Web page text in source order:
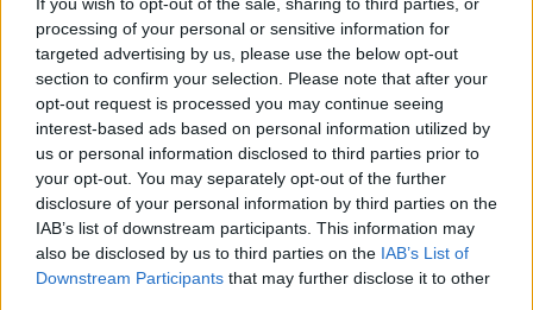
processing of your personal or sensitive information for
targeted advertising by us, please use the below opt-out
section to confirm your selection. Please note that after your
opt-out request is processed you may continue seeing
interest-based ads based on personal information utilized by
us or personal information disclosed to third parties prior to
your opt-out. You may separately opt-out of the further
disclosure of your personal information by third parties on the
IAB’s list of downstream participants. This information may
also be disclosed by us to third parties on the IAB’s List of
Downstream Participants that may further disclose it to other
ACQUARIO
Aprile sará un mese che ti dará gratificazione in amore, Venere dal
5 aprile sará il tuo alleato quasi fino a fine mese. Per chi ha giá un
partner, convive o ha una famiglia, ci dovrebbe essere qualche
spesa in piú dovuto alla casa, all’abitazione. Se sei single, avrai
l’occasione per fare nuove conoscenze, ma c’e anche una buona
probabilitá che torni qualcuno dal passato, poco dopo metá mese e
questo calpesterá ogni tuo progetto futuro che avrai costruito. Per
la Luna Piena del 24 aprile ci sará un po’ di tensione in piú, ma
passerá velocemente.
PESCI